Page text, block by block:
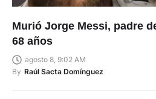
Murió Jorge Messi, padre
68 años
agosto 8, 9:02 AM
By Raúl Sacta Domínguez